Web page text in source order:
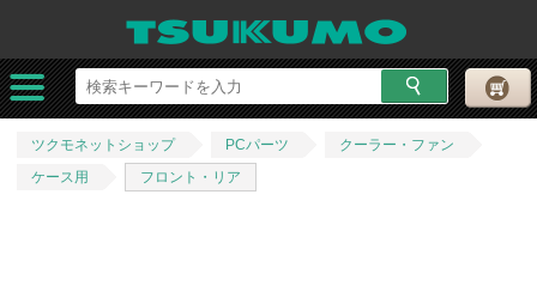
ツクモネットショップ PCパーツ
クーラー・ファン
ケース用
フロント・リア